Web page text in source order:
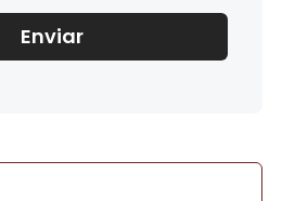
Enviar